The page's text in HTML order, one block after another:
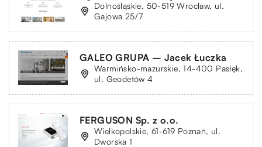
Dolnośląskie, 50-519 Wrocław, ul.
Gajowa 25/7
GALEO GRUPA – Jacek Łuczka
Warmińsko-mazurskie, 14-400 Pasłęk,
ul. Geodetów 4
FERGUSON Sp. z o.o.
Wielkopolskie, 61-619 Poznań, ul.
Dworska 1